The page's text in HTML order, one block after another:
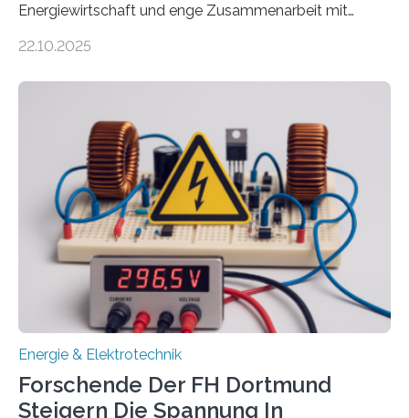
Energiewirtschaft und enge Zusammenarbeit mit
neuen EU-geförderten Transfer-Projekte zu
Energietechnologien werden vom Europäischen
Sozialfonds Plus (ESF+) gefördert – mit einer
Gesamtsumme von mehr als zwei Millionen Euro.
Damit zählt die Hochschule zu den großen
Gewinnerinnen der aktuellen Förderrunde des
Bayerischen Wissenschaftsministeriums. Im
Mittelpunkt steht der direkte Wissenstransfer: Neue
wissenschaftliche Erkenntnisse sollen rasch in die
22.10.2025
Energie & Elektrotechnik
Forschende Der FH Dortmund
Steigern Die Spannung In